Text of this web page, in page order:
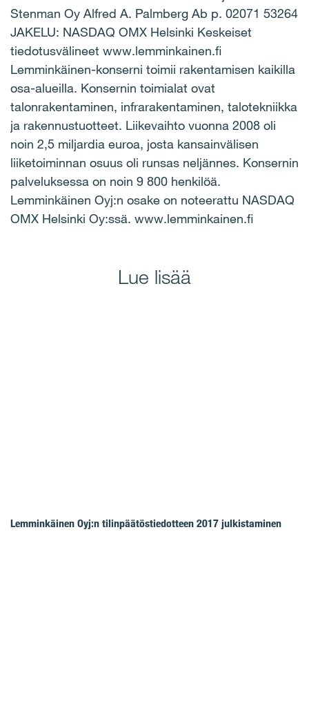
Stenman Oy Alfred A. Palmberg Ab p. 02071 53264
JAKELU: NASDAQ OMX Helsinki Keskeiset
tiedotusvälineet www.lemminkainen.fi
Lemminkäinen-konserni toimii rakentamisen kaikilla
osa-alueilla. Konsernin toimialat ovat
talonrakentaminen, infrarakentaminen, talotekniikka
ja rakennustuotteet. Liikevaihto vuonna 2008 oli
noin 2,5 miljardia euroa, josta kansainvälisen
liiketoiminnan osuus oli runsas neljännes. Konsernin
palveluksessa on noin 9 800 henkilöä.
Lemminkäinen Oyj:n osake on noteerattu NASDAQ
OMX Helsinki Oy:ssä. www.lemminkainen.fi
Lue lisää
Lemminkäinen Oyj:n tilinpäätöstiedotteen 2017 julkistaminen